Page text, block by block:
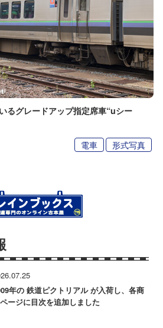
るグレードアップ指定席車“uシー
電車 形式写真
年の 鉄道ピクトリアル が入荷し、各商
ージに目次を追加しました